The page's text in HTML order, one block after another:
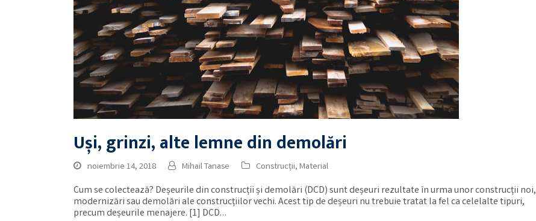
Uși, grinzi, alte lemne din demolări
noiembrie 14, 2018 Mihail Tanase Construcții,Material
Cum se colectează? Deșeurile din construcții și demolări (DCD) sunt deșeuri rezultate în urma unor construcții noi,
modernizări sau demolări ale construcțiilor vechi. Acest tip de deșeuri nu trebuie tratat la fel ca celelalte tipuri,
precum deșeurile menajere. [1] DCD…